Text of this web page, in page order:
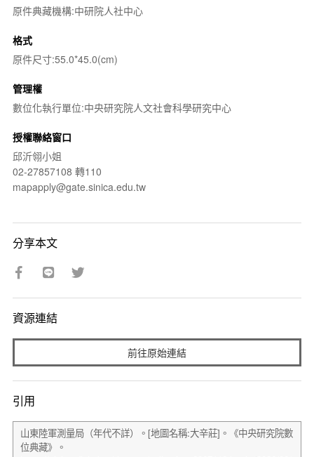
原件典藏機構:中研院人社中心
格式
原件尺寸:55.0*45.0(cm)
管理權
數位化執行單位:中央研究院人文社會科學研究中心
授權聯絡窗口
邱沂翎小姐
02-27857108 轉110
mapapply@gate.sinica.edu.tw
分享本文
資源連結
前往原始連結
引用